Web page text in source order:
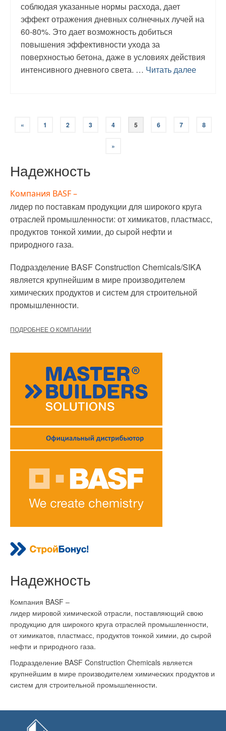
соблюдая указанные нормы расхода, дает
эффект отражения дневных солнечных лучей на
60-80%. Это дает возможность добиться
повышения эффективности ухода за
поверхностью бетона, даже в условиях действия
интенсивного дневного света. … Читать далее
« 1 2 3 4 5 6 7 8
»
Надежность
Компания BASF –
лидер по поставкам продукции для широкого круга
отраслей промышленности: от химикатов, пластмасс,
продуктов тонкой химии, до сырой нефти и
природного газа.
Подразделение BASF Construction Chemicals/SIKA
является крупнейшим в мире производителем
химических продуктов и систем для строительной
промышленности.
ПОДРОБНЕЕ О КОМПАНИИ
Надежность
Компания BASF –
лидер мировой химической отрасли, поставляющий свою
продукцию для широкого круга отраслей промышленности,
от химикатов, пластмасс, продуктов тонкой химии, до сырой
нефти и природного газа.
Подразделение BASF Construction Chemicals является
крупнейшим в мире производителем химических продуктов и
систем для строительной промышленности.